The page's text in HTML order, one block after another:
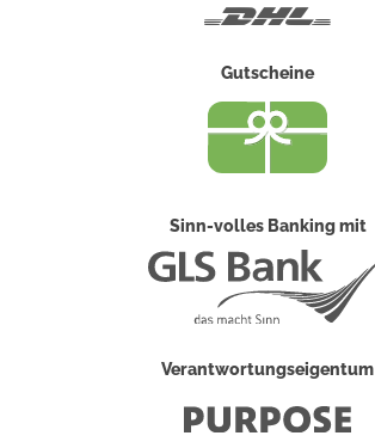
Gutscheine
Sinn-volles Banking mit
Verantwortungseigentum